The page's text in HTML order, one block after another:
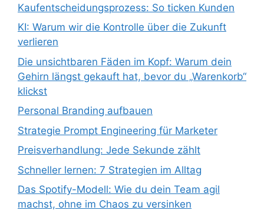
Kaufentscheidungsprozess: So ticken Kunden
KI: Warum wir die Kontrolle über die Zukunft
verlieren
Die unsichtbaren Fäden im Kopf: Warum dein
Gehirn längst gekauft hat, bevor du „Warenkorb“
klickst
Personal Branding aufbauen
Strategie Prompt Engineering für Marketer
Preisverhandlung: Jede Sekunde zählt
Schneller lernen: 7 Strategien im Alltag
Das Spotify-Modell: Wie du dein Team agil
machst, ohne im Chaos zu versinken